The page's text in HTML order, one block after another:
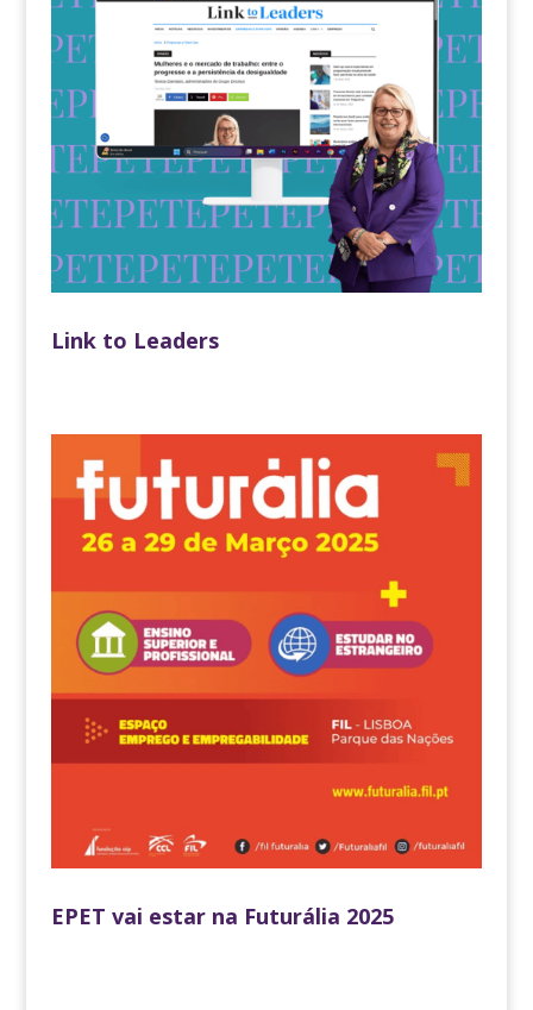
Link to Leaders
EPET vai estar na Futurália 2025